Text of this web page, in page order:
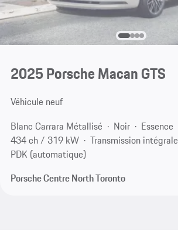
2025 Porsche Macan GTS
Véhicule neuf
Blanc Carrara Métallisé
Noir
Essence
434 ch / 319 kW
Transmission intégrale
PDK (automatique)
Porsche Centre North Toronto